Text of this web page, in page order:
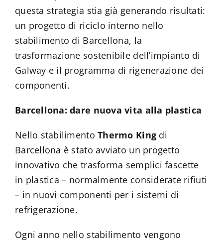
questa strategia stia già generando risultati:
un progetto di riciclo interno nello
stabilimento di Barcellona, la
trasformazione sostenibile dell’impianto di
Galway e il programma di rigenerazione dei
componenti.
Barcellona: dare nuova vita alla plastica
Nello stabilimentoThermo King di
Barcellona è stato avviato un progetto
innovativo che trasforma semplici fascette
in plastica – normalmente considerate rifiuti
– in nuovi componenti per i sistemi di
refrigerazione.
Ogni anno nello stabilimento vengono